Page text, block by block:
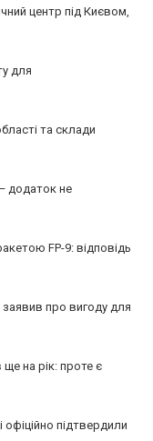
центр під Києвом,
для
та склади
додаток не
FP-9: відповідь
про вигоду для
на рік: проте є
підтвердили